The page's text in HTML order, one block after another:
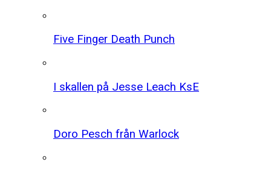
Five Finger Death Punch
I skallen på Jesse Leach KsE
Doro Pesch från Warlock